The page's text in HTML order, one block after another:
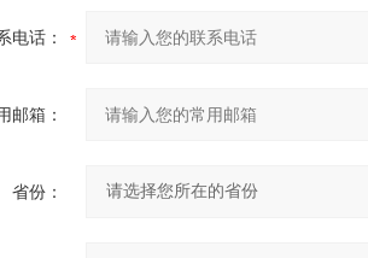
电话：
邮箱：
省份：